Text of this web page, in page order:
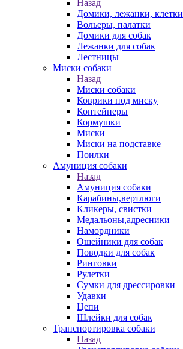
Назад
Домики, лежанки, клетки
Вольеры, палатки
Домики для собак
Лежанки для собак
Лестницы
Миски собаки
Назад
Миски собаки
Коврики под миску
Контейнеры
Кормушки
Миски
Миски на подставке
Поилки
Амуниция собаки
Назад
Амуниция собаки
Карабины,вертлюги
Кликеры, свистки
Медальоны,адресники
Намордники
Ошейники для собак
Поводки для собак
Ринговки
Рулетки
Сумки для дрессировки
Удавки
Цепи
Шлейки для собак
Транспортировка собаки
Назад